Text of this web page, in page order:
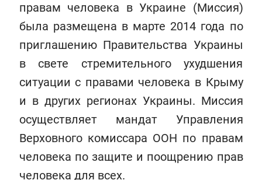
правам человека в Украине (Миссия)
была размещена в марте 2014 года по
приглашению Правительства Украины
в свете стремительного ухудшения
ситуации с правами человека в Крыму
и в других регионах Украины. Миссия
осуществляет мандат Управления
Верховного комиссара ООН по правам
человека по защите и поощрению прав
человека для всех.